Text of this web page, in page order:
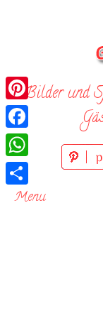
Bilder und
Menu
Pinterest
Facebook
WhatsApp
Teilen